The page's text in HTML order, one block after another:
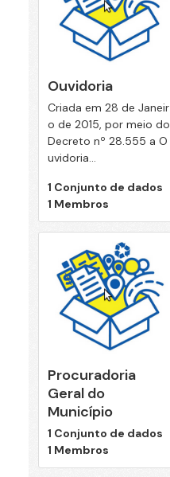
Ouvidoria
Criada em 28 de Janeir
o de 2015, por meio do
Decreto nº 28.555 a O
uvidoria...
1 Conjunto de dados
1 Membros
Procuradoria
Geral do
Município
1 Conjunto de dados
1 Membros